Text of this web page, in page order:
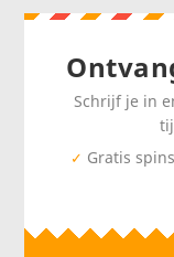
Schrijf je in
✓ Gratis